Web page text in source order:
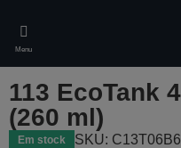
main
content
Menu
113 EcoTank
(260 ml)
Em stock SKU: